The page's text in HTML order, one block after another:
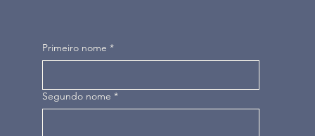
Primeiro nome *
Segundo nome *